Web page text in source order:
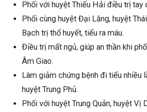
Phối với huyệt Thiếu Hải điều trị tay
Phối cùng huyệt Đại Lăng, huyệt
Bạch trị thổ huyết, tiểu ra máu.
Điều trị mất ngủ, giúp an thần khi
Âm Giao.
Làm giảm chứng bệnh đi tiểu nhiều
huyệt Trung Phủ.
Phối với huyệt Trung Quản, huyệt Vị